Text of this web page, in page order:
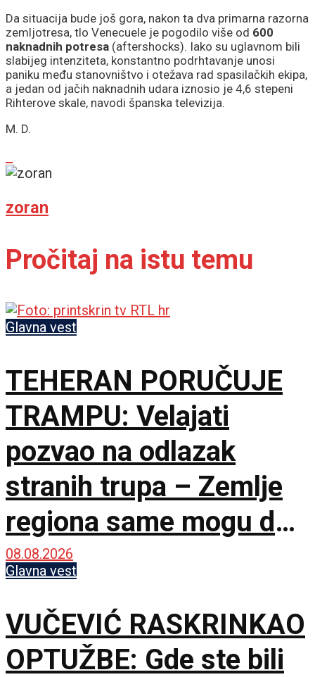
Da situacija bude još gora, nakon ta dva primarna razorna
zemljotresa, tlo Venecuele je pogodilo više od 600
naknadnih potresa (aftershocks). Iako su uglavnom bili
slabijeg intenziteta, konstantno podrhtavanje unosi
paniku među stanovništvo i otežava rad spasilačkih ekipa,
a jedan od jačih naknadnih udara iznosio je 4,6 stepeni
Rihterove skale, navodi španska televizija.
M. D.
zoran
Pročitaj na istu temu
Glavna vest
TEHERAN PORUČUJE
TRAMPU: Velajati
pozvao na odlazak
stranih trupa – Zemlje
regiona same mogu da
osiguraju bezbednost
08.08.2026
Glavna vest
VUČEVIĆ RASKRINKAO
OPTUŽBE: Gde ste bili